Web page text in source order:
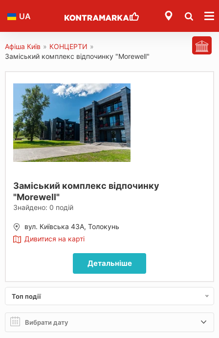
UA
Афіша Київ » КОНЦЕРТИ »
Заміський комплекс відпочинку "Morewell"
Заміський комплекс відпочинку
"Morewell"
Знайдено: 0 подій
вул. Київська 43А, Толокунь
Дивитися на карті
Детальніше
Топ події